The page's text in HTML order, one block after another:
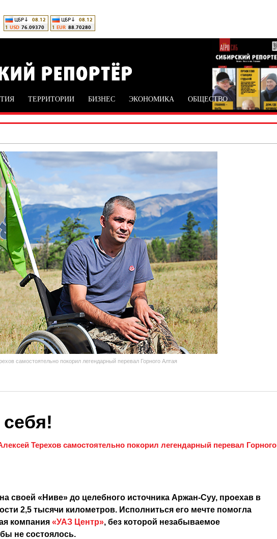
ТЕРРИТОРИИ БИЗНЕС ЭКОНОМИКА ОБЩЕСТВО
самостоятельно покорил легендарный перевал Горного Алтая
Терехов самостоятельно покорил легендарный перевал Горного
своей «Ниве» до целебного источника Аржан-Суу, проехав в
2,5 тысячи километров. Исполниться его мечте помогла
компания «УАЗ Центр», без которой незабываемое
не состоялось.